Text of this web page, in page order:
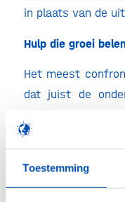
Toestemming
in plaats van de
Hulp die groei
Het meest
dat juist de
met
eigen perspectief,